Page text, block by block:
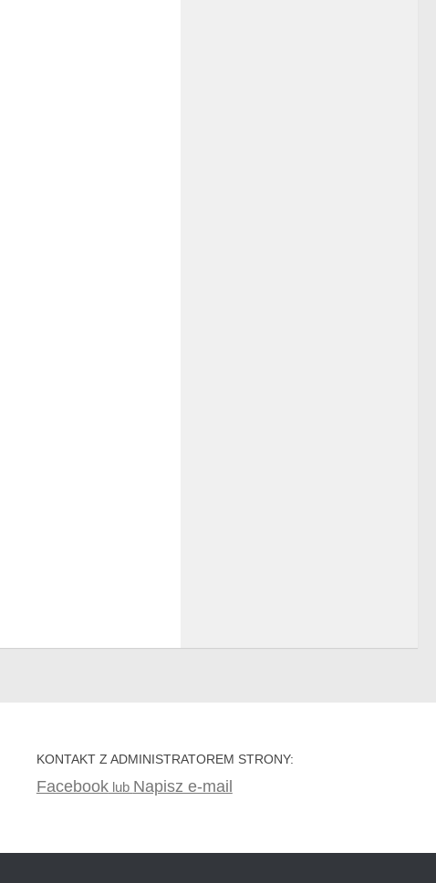
KONTAKT Z ADMINISTRATOREM STRONY:
Facebooklub Napisz e-mail